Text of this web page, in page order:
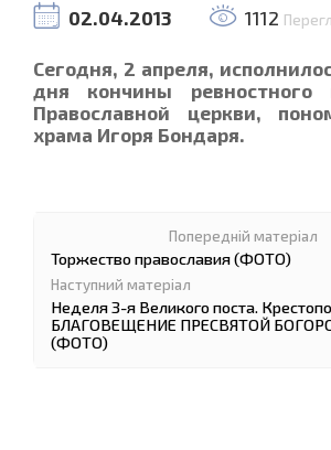
02.04.2013 1112
Сегодня, 2 апреля,
дня кончины ревностного
Православной церкви,
храма Игоря Бондаря.
Торжество православия (ФОТО)
Неделя 3-я Великого поста.
БЛАГОВЕЩЕНИЕ ПРЕСВЯТОЙ
(ФОТО)